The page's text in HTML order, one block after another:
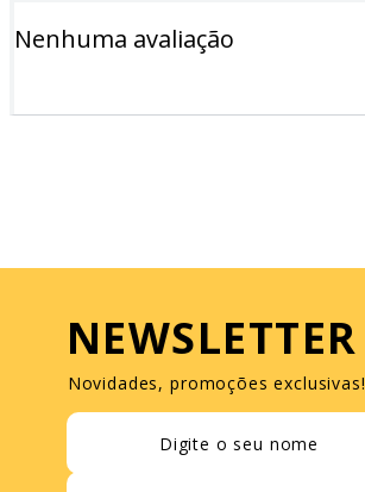
Nenhuma avaliação
NEWSLETTER
Novidades, promoções exclusivas!